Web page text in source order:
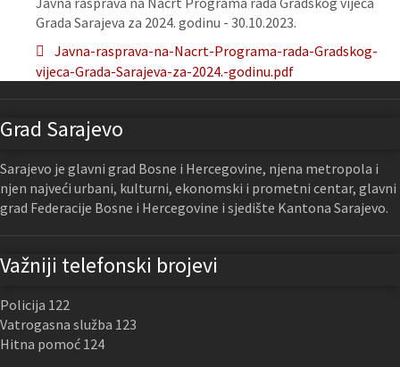
Grada Sarajeva za 2024. godinu - 30.10.2023.
Javna-rasprava-na-Nacrt-Programa-rada-Gradskog-
vijeca-Grada-Sarajeva-za-2024.-godinu.pdf
Grad Sarajevo
Sarajevo je glavni grad Bosne i Hercegovine, njena metropola i
njen najveći urbani, kulturni, ekonomski i prometni centar, glavni
grad Federacije Bosne i Hercegovine i sjedište Kantona Sarajevo.
Važniji telefonski brojevi
Policija 122
Vatrogasna služba 123
Hitna pomoć 124